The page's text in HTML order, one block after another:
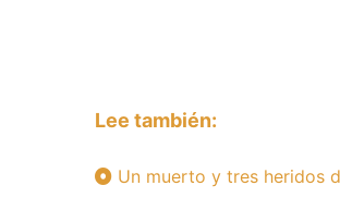
Lee también:
Un muerto y tres heridos